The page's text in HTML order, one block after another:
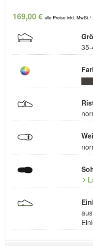
169,00 € alle Preise inkl. MwSt./
35-